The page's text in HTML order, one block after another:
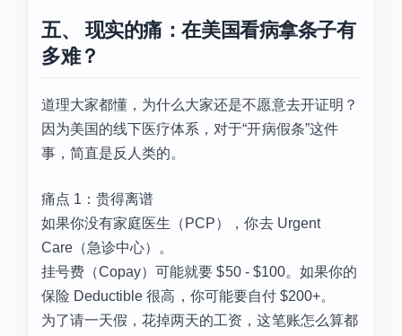
五、 现实的痛：在美国看病拿条子有
多难？
道理大家都懂，为什么大家还是不愿意去开证明？
因为美国的线下医疗体系，对于“开病假条”这件
事，简直是反人类的。
痛点 1：贵得离谱
如果你没有家庭医生（PCP），你去 Urgent
Care（急诊中心）。
挂号费（Copay）可能就要 $50 - $100。如果你的
保险 Deductible 很高，你可能要自付 $200+。
为了请一天假，花掉两天的工资，这笔账怎么算都